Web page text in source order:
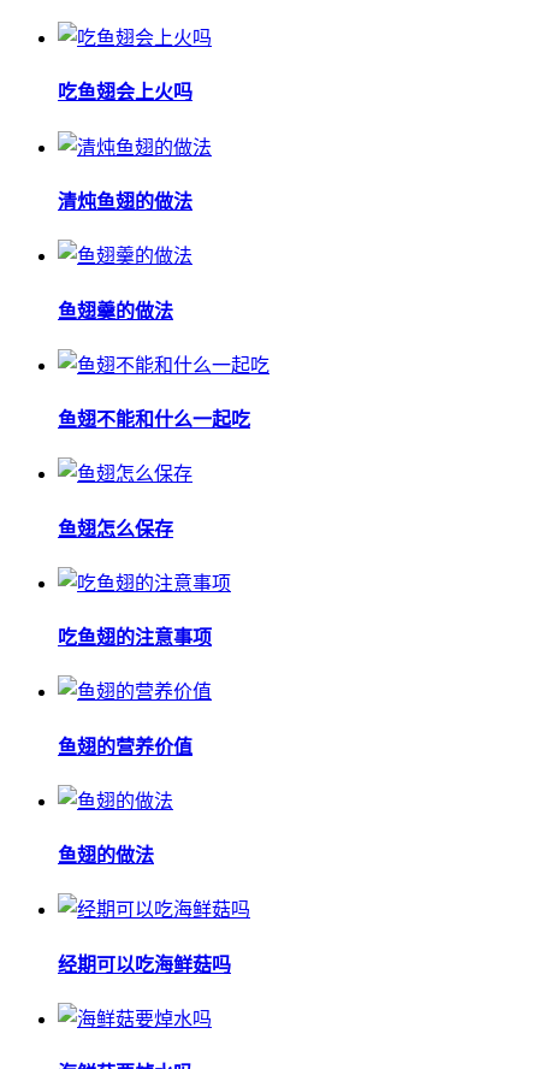
吃鱼翅会上火吗
清炖鱼翅的做法
鱼翅羹的做法
鱼翅不能和什么一起吃
鱼翅怎么保存
吃鱼翅的注意事项
鱼翅的营养价值
鱼翅的做法
经期可以吃海鲜菇吗